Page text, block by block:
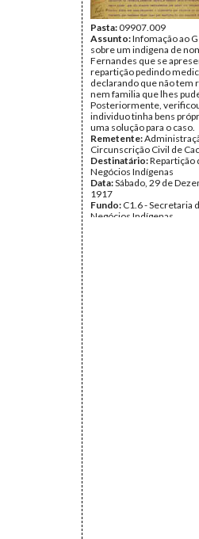
Pasta:09907.009
Assunto:Infomação ao
sobre um indigena de
Fernandes que se
repartição pedindo
declarando que não tem
nem familia que lhes
Posteriormente,
individuo tinha bens
uma solução para o caso.
Remetente:
Circunscrição Civil de
Destinatário:Repartição
Negócios Indígenas
Data:Sábado, 29 de
1917
Fundo: C1.6 - Secretaria
Negócios Indígenas